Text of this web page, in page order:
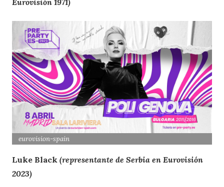
eurovision-spain
Luke Black (representante de Serbia en Eurovisión
2023)